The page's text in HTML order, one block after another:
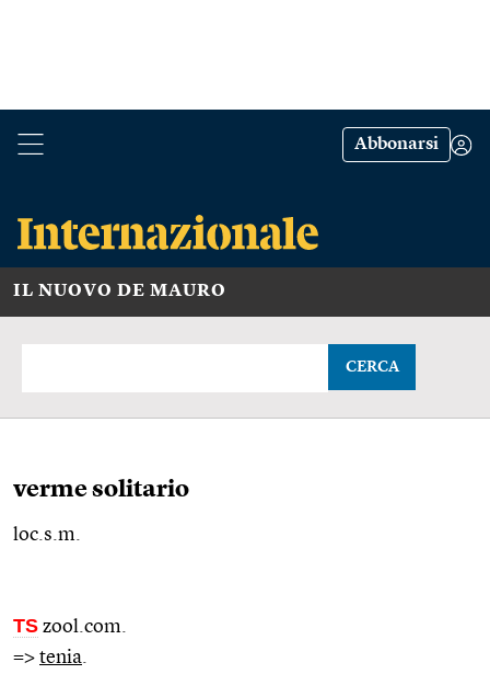
Abbonarsi
IL NUOVO DE MAURO
CERCA
verme solitario
loc.s.m.
TS zool.com.
=> tenia